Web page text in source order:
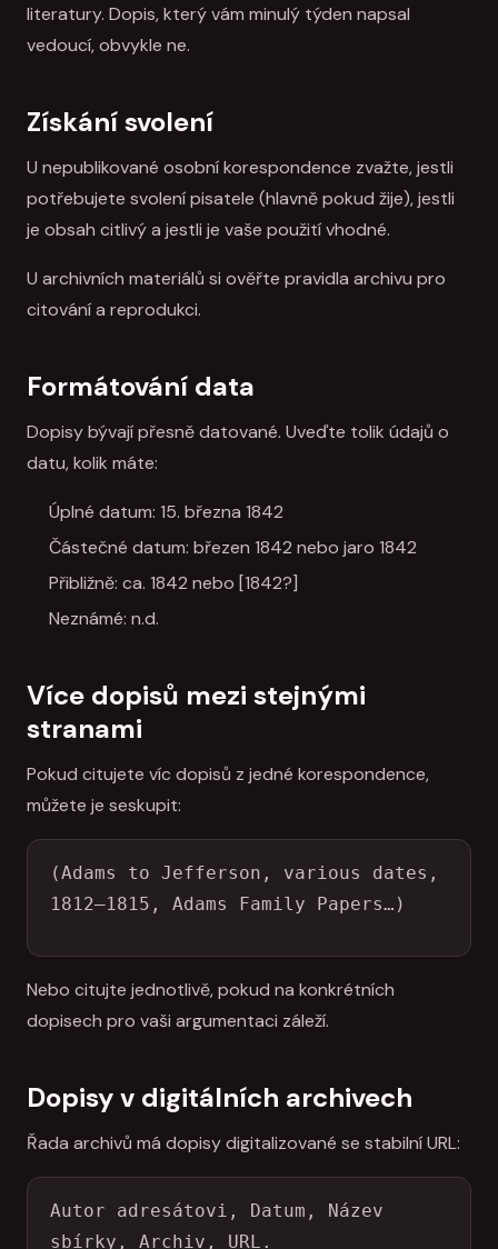
literatury. Dopis, který vám minulý týden napsal
vedoucí, obvykle ne.
Získání svolení
U nepublikované osobní korespondence zvažte, jestli
potřebujete svolení pisatele (hlavně pokud žije), jestli
je obsah citlivý a jestli je vaše použití vhodné.
U archivních materiálů si ověřte pravidla archivu pro
citování a reprodukci.
Formátování data
Dopisy bývají přesně datované. Uveďte tolik údajů o
datu, kolik máte:
Úplné datum: 15. března 1842
Částečné datum: březen 1842 nebo jaro 1842
Přibližně: ca. 1842 nebo [1842?]
Neznámé: n.d.
Více dopisů mezi stejnými
stranami
Pokud citujete víc dopisů z jedné korespondence,
můžete je seskupit:
(Adams to Jefferson, various dates,
1812–1815, Adams Family Papers…)
Nebo citujte jednotlivě, pokud na konkrétních
dopisech pro vaši argumentaci záleží.
Dopisy v digitálních archivech
Řada archivů má dopisy digitalizované se stabilní URL:
Autor adresátovi, Datum, Název
sbírky, Archiv, URL.